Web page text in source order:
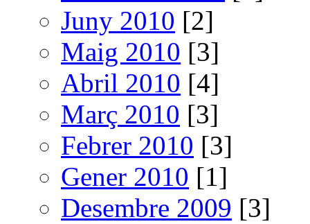
Juny 2010 [2]
Maig 2010 [3]
Abril 2010 [4]
Març 2010 [3]
Febrer 2010 [3]
Gener 2010 [1]
Desembre 2009 [3]